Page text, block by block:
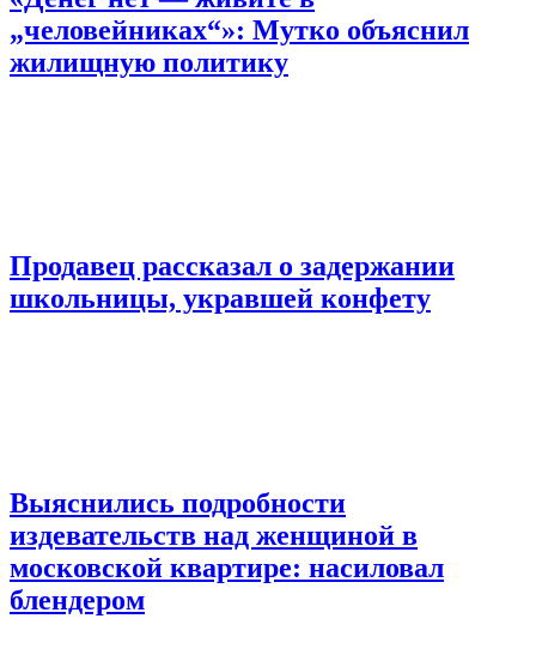
„человейниках“»: Мутко объяснил
жилищную политику
Продавец рассказал о задержании
школьницы, укравшей конфету
Выяснились подробности
издевательств над женщиной в
московской квартире: насиловал
блендером